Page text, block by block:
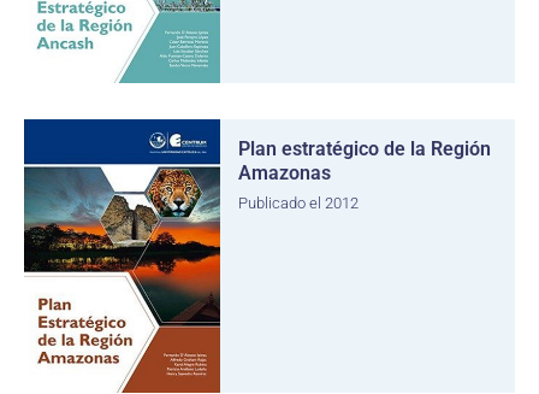
Plan estratégico de la Región
Amazonas
Publicado el 2012